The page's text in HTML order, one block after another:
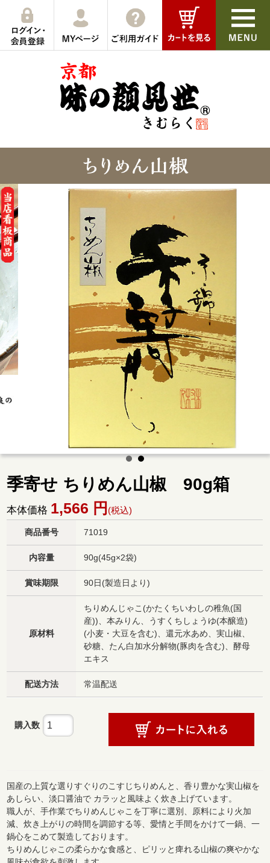
季寄せ ちりめん山椒 90g箱
本体価格 1,566 円 (税込)
商品番号 71019
内容量 90g(45g×2袋)
賞味期限 90日(製造日より)
原材料
ちりめんじゃこ(かたくちいわしの稚魚(国
産))、本みりん、うすくちしょうゆ(本醸造)
(小麦・大豆を含む)、還元水あめ、実山椒、
砂糖、たん白加水分解物(豚肉を含む)、酵母
エキス
配送方法 常温配送
購入数
国産の上質な選りすぐりのこすじちりめんと、香り豊かな実山椒を
あしらい、淡口醤油で カラッと風味よく炊き上げています。
職人が、手作業でちりめんじゃこを丁寧に選別、原料により火加
減、炊き上がりの時間を調節する等、愛情と手間をかけて一鍋、一
鍋心をこめて製造しております。
ちりめんじゃこの柔らかな食感と、ピリッと痺れる山椒の爽やかな